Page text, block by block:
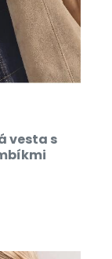
vesta s